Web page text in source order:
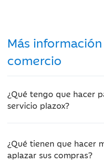
Más
comercio
¿Qué tengo que hacer
servicio plazox?
¿Qué tienen que hacer
aplazar sus compras?